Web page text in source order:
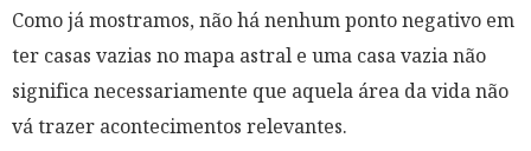
Como já mostramos, não há nenhum ponto negativo em
ter casas vazias no mapa astral e uma casa vazia não
significa necessariamente que aquela área da vida não
vá trazer acontecimentos relevantes.